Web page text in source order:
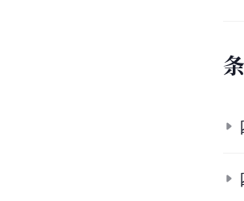
条